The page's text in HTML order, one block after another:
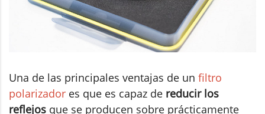
Una de las principales ventajas de un filtro
polarizador es que es capaz de reducir los
reflejos que se producen sobre prácticamente